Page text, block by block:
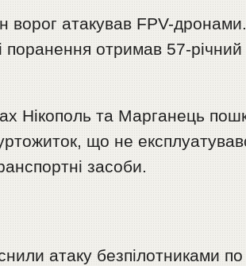
ворог атакував FPV-
поранення отримав 57-
Нікополь та Марганець
що не
засоби.
атаку безпілотниками